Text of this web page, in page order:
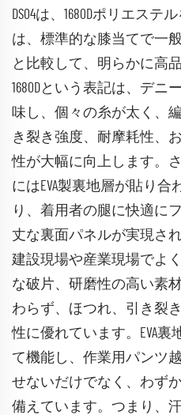
DS04は、1680Dポリエス
は、標準的な膝当てで一
と比較して、明らかに高
1680Dという表記は、デ
味し、個々の糸が太く、
き裂き強度、耐摩耗性、
性が大幅に向上します。
にはEVA製裏地層が貼り
り、着用者の腿に快適に
丈な裏面パネルが実現され
建設現場や産業現場でよ
な破片、研磨性の高い素
わらず、ほつれ、引き裂
性に優れています。EVA
て機能し、作業用パンツ
せないだけでなく、わず
備えています。つまり、